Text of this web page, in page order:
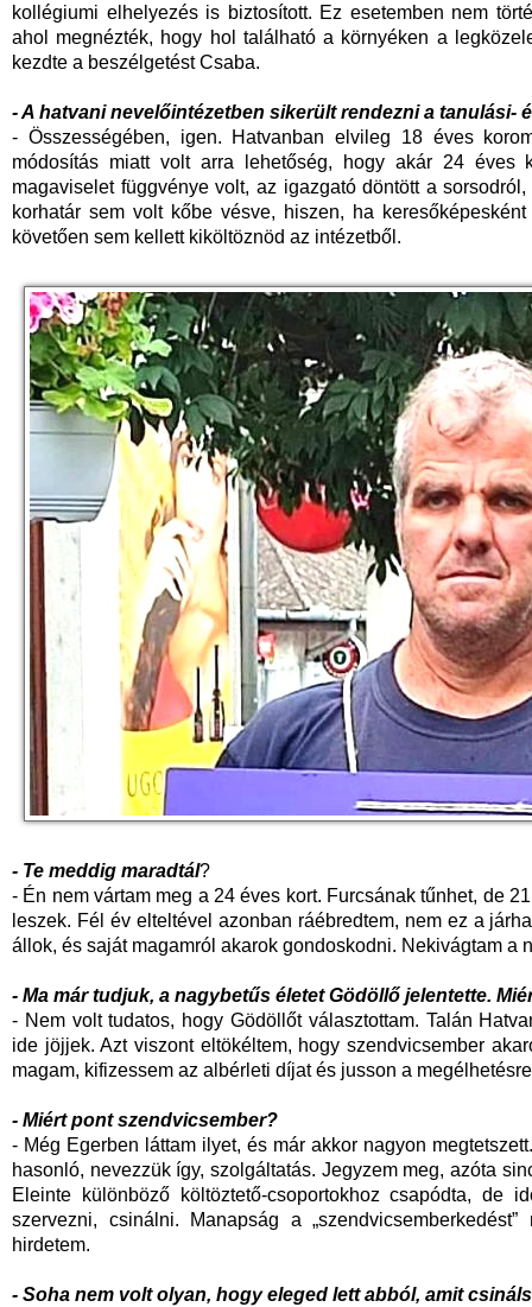
kollégiumi elhelyezés is biztosított. Ez esetemben nem
ahol megnézték, hogy hol található a környéken a
kezdte a beszélgetést Csaba.
- A hatvani nevelőintézetben sikerült rendezni a tanulási-
- Összességében, igen. Hatvanban elvileg 18 éves
módosítás miatt volt arra lehetőség, hogy akár 24
magaviselet függvénye volt, az igazgató döntött a
korhatár sem volt kőbe vésve, hiszen, ha
követően sem kellett kiköltöznöd az intézetből.
- Te meddig maradtál?
- Én nem vártam meg a 24 éves kort. Furcsának tűnhet, de
leszek. Fél év elteltével azonban ráébredtem, nem ez a
állok, és saját magamról akarok gondoskodni. Nekivágtam a
- Ma már tudjuk, a nagybetűs életet Gödöllő jelentette.
- Nem volt tudatos, hogy Gödöllőt választottam. Talán
ide jöjjek. Azt viszont eltökéltem, hogy szendvicsember
magam, kifizessem az albérleti díjat és jusson a
- Miért pont szendvicsember?
- Még Egerben láttam ilyet, és már akkor nagyon
hasonló, nevezzük így, szolgáltatás. Jegyzem meg, azóta
Eleinte különböző költöztető-csoportokhoz csapódta, de
szervezni, csinálni. Manapság a
hirdetem.
- Soha nem volt olyan, hogy eleged lett abból, amit